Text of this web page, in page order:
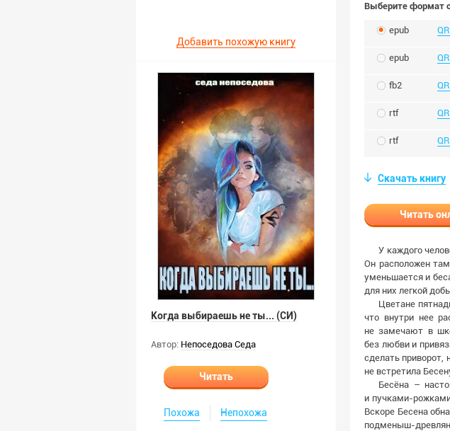
Добавить похожую книгу
Когда выбираешь не ты... (СИ)
Автор: Непоседова Седа
Читать
Похожа Непохожа
Выберите формат
epub
epub
fb2
rtf
rtf
Скачать книгу
Читать
У каждого
Он расположен
уменьшается и
для них легкой
Цветане
что внутри нее
не замечают в
без любви и
сделать
не встретила
Бесёна –
и пучками-
Вскоре Бесена
подменыш-